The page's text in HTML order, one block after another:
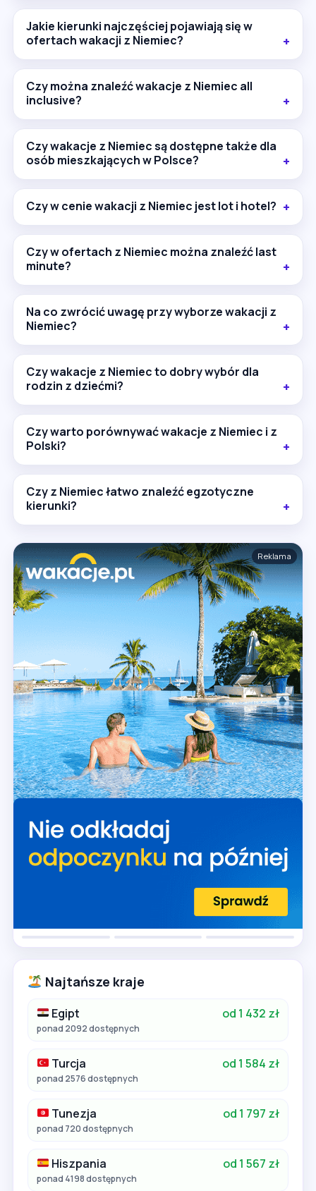
Jakie kierunki najczęściej pojawiają się w
ofertach wakacji z Niemiec?
Czy można znaleźć wakacje z Niemiec all
inclusive?
Czy wakacje z Niemiec są dostępne także dla
osób mieszkających w Polsce?
Czy w cenie wakacji z Niemiec jest lot i hotel?
Czy w ofertach z Niemiec można znaleźć last
minute?
Na co zwrócić uwagę przy wyborze wakacji z
Niemiec?
Czy wakacje z Niemiec to dobry wybór dla
rodzin z dziećmi?
Czy warto porównywać wakacje z Niemiec i z
Polski?
Czy z Niemiec łatwo znaleźć egzotyczne
kierunki?
Reklama
Najtańsze kraje
Egipt od 1 432 zł
ponad 2092 dostępnych
Turcja od 1 584 zł
ponad 2576 dostępnych
Tunezja od 1 797 zł
ponad 720 dostępnych
Hiszpania od 1 567 zł
ponad 4198 dostępnych